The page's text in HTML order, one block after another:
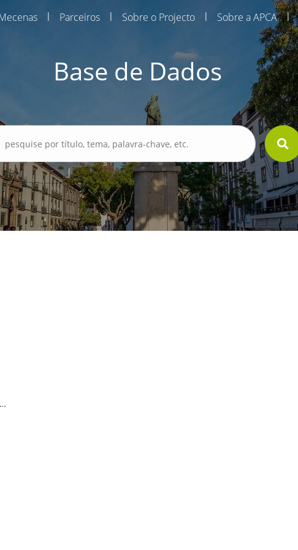
| Parceiros | Sobre o Projecto | Sobre a APCA |
Base de Dados